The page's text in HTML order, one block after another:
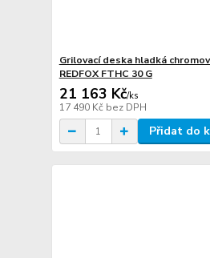
Grilovací deska hladká
REDFOX FTHC 30 G
21 163 Kč/ks
17 490 Kč bez DPH
Přidat do